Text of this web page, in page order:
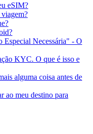
eSIM?
Necessária" - O
KYC. O que é isso e
alguma coisa antes de
ao meu destino para